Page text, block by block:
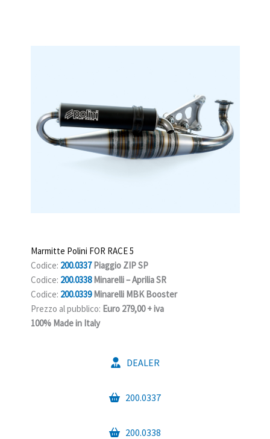
Marmitte Polini FOR RACE 5
Codice: 200.0337Piaggio ZIP SP
Codice: 200.0338 Minarelli – Aprilia SR
Codice: 200.0339Minarelli MBK Booster
Prezzo al pubblico: Euro 279,00 + iva
100% Made in Italy
DEALER
200.0337
200.0338